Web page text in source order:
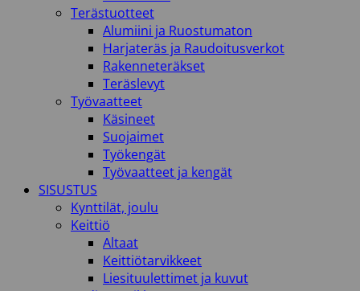
Terästuotteet
Alumiini ja Ruostumaton
Harjateräs ja Raudoitusverkot
Rakenneteräkset
Teräslevyt
Työvaatteet
Käsineet
Suojaimet
Työkengät
Työvaatteet ja kengät
SISUSTUS
Kynttilät, joulu
Keittiö
Altaat
Keittiötarvikkeet
Liesituulettimet ja kuvut